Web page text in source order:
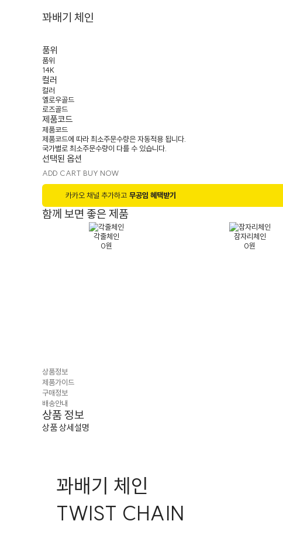
꽈배기 체인
품위
품위
14K
컬러
컬러
옐로우골드
로즈골드
제품코드
제품코드
제품코드에 따라 최소주문수량은 자동적용 됩니다.
국가별로 최소주문수량이 다를 수 있습니다.
선택된 옵션
ADD CART BUY NOW
카카오 채널 추가하고 무공임 혜택받기
함께 보면 좋은 제품
각줄체인
0원
잠자리체인
0원
상품정보
제품가이드
구매정보
배송안내
상품 정보
상품 상세설명
꽈배기 체인
TWIST CHAIN